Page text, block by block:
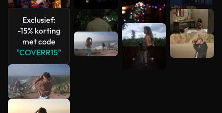
Exclusief:
-15% korting
met code
"COVERR15"
bekijken